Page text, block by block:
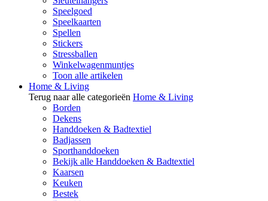
Speelgoed
Speelkaarten
Spellen
Stickers
Stressballen
Winkelwagenmuntjes
Toon alle artikelen
Home & Living
Terug naar alle categorieën Home & Living
Borden
Dekens
Handdoeken & Badtextiel
Badjassen
Sporthanddoeken
Bekijk alle Handdoeken & Badtextiel
Kaarsen
Keuken
Bestek